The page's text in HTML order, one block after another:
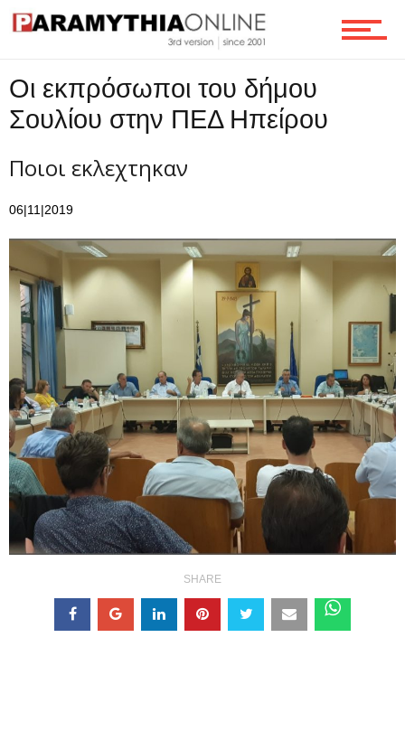
Οι εκπρόσωποι του δήμου
Σουλίου στην ΠΕΔ Ηπείρου
Ποιοι εκλεχτηκαν
06|11|2019
SHARE